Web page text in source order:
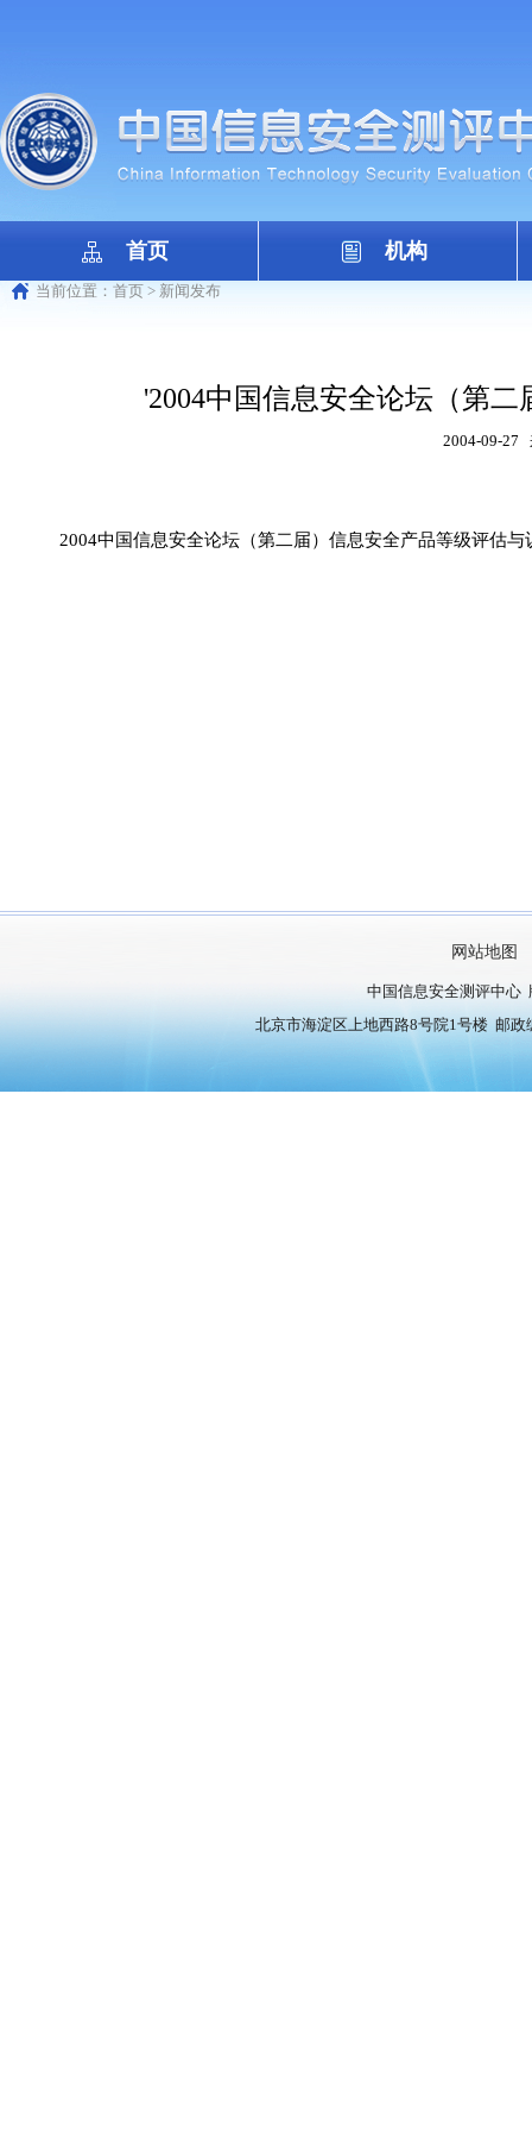
首页 机构
当前位置： 首页 > 新闻发布
'2004中国信息安全论坛（第
2004-09-27
2004中国信息安全论坛（第二届）信息安全产品等级评估与
网站地图
中国信息安全测评中心
北京市海淀区上地西路8号院1号楼 邮